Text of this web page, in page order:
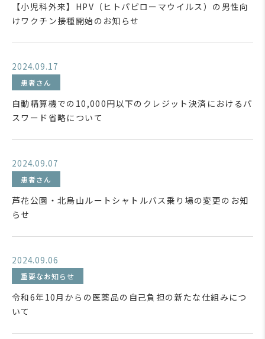
【小児科外来】HPV（ヒトパピローマウイルス）の男性向
けワクチン接種開始のお知らせ
2024.09.17
患者さん
自動精算機での10,000円以下のクレジット決済におけるパ
スワード省略について
2024.09.07
患者さん
芦花公園・北烏山ルートシャトルバス乗り場の変更のお知
らせ
2024.09.06
重要なお知らせ
令和6年10月からの医薬品の自己負担の新たな仕組みにつ
いて